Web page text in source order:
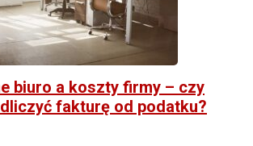
biuro a koszty firmy – czy
fakturę od podatku?